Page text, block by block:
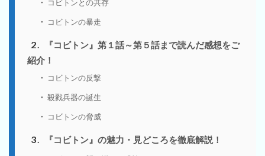
コビトンとの共存
コビトンの暴走
2
『コビトン』第１話～第５話まで読んだ感想をご
紹介！
コビトンの反撃
殺戮兵器の誕生
コビトンの脅威
3 『コビトン』の魅力・見どころを徹底解説！